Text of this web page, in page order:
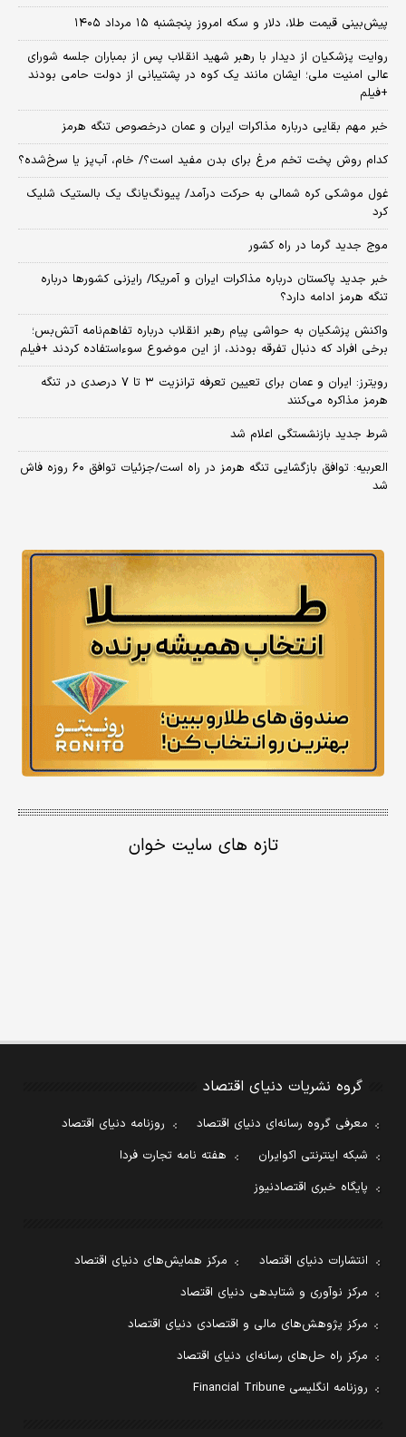
پیش‌بینی قیمت طلا، دلار و سکه امروز پنجشنبه ۱۵ مرداد ۱۴۰۵
روایت پزشکیان از دیدار با رهبر شهید انقلاب پس از بمباران جلسه شورای
عالی امنیت ملی؛ ایشان مانند یک کوه در پشتیبانی از دولت حامی بودند
+فیلم
خبر مهم بقایی درباره مذاکرات ایران و عمان درخصوص تنگه هرمز
کدام روش پخت تخم مرغ برای بدن مفید است؟/ خام، آب‌پز یا سرخ‌شده؟
غول موشکی کره شمالی به حرکت درآمد/ پیونگ‌یانگ یک بالستیک شلیک
کرد
موج جدید گرما در راه کشور
خبر جدید پاکستان درباره مذاکرات ایران و آمریکا/ رایزنی کشورها درباره
تنگه هرمز ادامه دارد؟
واکنش پزشکیان به حواشی پیام رهبر انقلاب درباره تفاهم‌نامه آتش‌بس؛
برخی افراد که دنبال تفرقه بودند، از این موضوع سوءاستفاده کردند +فیلم
رویترز: ایران و عمان برای تعیین تعرفه ترانزیت ۳ تا ۷ درصدی در تنگه
هرمز مذاکره می‌کنند
شرط جدید بازنشستگی اعلام شد
العربیه: توافق بازگشایی تنگه هرمز در راه است/جزئیات توافق ۶۰ روزه فاش
شد
تازه های سایت خوان
گروه نشریات دنیای اقتصاد
معرفی گروه رسانه‌ای دنیای اقتصاد
روزنامه دنیای اقتصاد
شبکه اینترنتی اکوایران
هفته نامه تجارت فردا
پایگاه خبری اقتصادنیوز
انتشارات دنیای اقتصاد
مرکز همایش‌های دنیای اقتصاد
مرکز نوآوری و شتابدهی دنیای اقتصاد
مرکز پژوهش‌های مالی و اقتصادی دنیای اقتصاد
مرکز راه حل‌های رسانه‌ای دنیای اقتصاد
روزنامه انگلیسی Financial Tribune